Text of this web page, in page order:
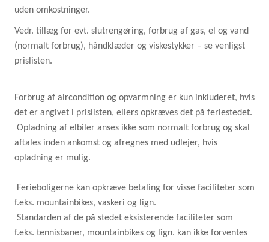
uden omkostninger.
Vedr. tillæg for evt. slutrengøring, forbrug af gas, el og vand
(normalt forbrug), håndklæder og viskestykker – se venligst
prislisten.
Forbrug af aircondition og opvarmning er kun inkluderet, hvis
det er angivet i prislisten, ellers opkræves det på feriestedet.
Opladning af elbiler anses ikke som normalt forbrug og skal
aftales inden ankomst og afregnes med udlejer, hvis
opladning er mulig.
Ferieboligerne kan opkræve betaling for visse faciliteter som
f.eks. mountainbikes, vaskeri og lign.
Standarden af de på stedet eksisterende faciliteter som
f.eks. tennisbaner, mountainbikes og lign. kan ikke forventes